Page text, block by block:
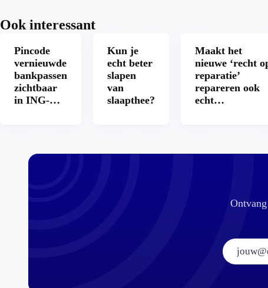
Ook interessant
Pincode
vernieuwde
bankpassen
zichtbaar
in ING-
Kun je
echt beter
slapen
van
slaapthee?
Maakt het
nieuwe ‘recht
reparatie’
repareren ook
echt